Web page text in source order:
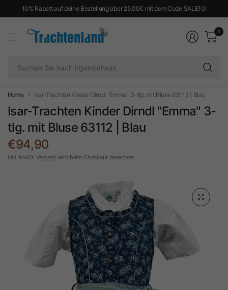
10% Rabatt auf deine Bestellung über 25,00€ mit dem Code SALE10!
0
Home Isar-Trachten Kinder Dirndl "Emma" 3-tlg. mit Bluse 63112 | Blau
Isar-Trachten Kinder Dirndl "Emma" 3-
tlg. mit Bluse 63112 | Blau
€94,90
inkl. MwSt.Versand wird beim Checkout berechnet